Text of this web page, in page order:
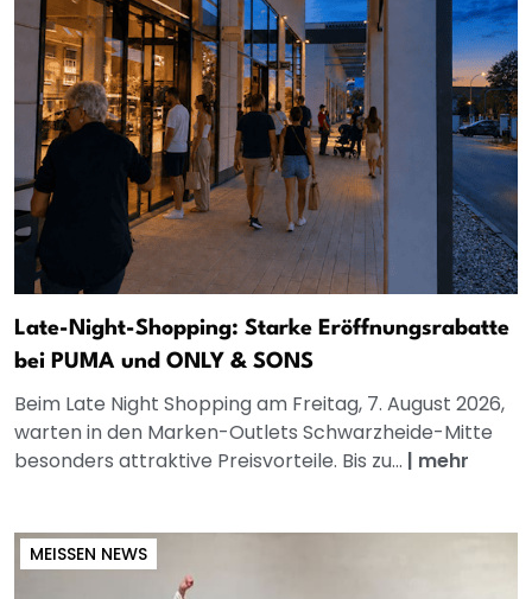
Late-Night-Shopping: Starke Eröffnungsrabatte
bei PUMA und ONLY & SONS
Beim Late Night Shopping am Freitag, 7. August 2026,
warten in den Marken-Outlets Schwarzheide-Mitte
besonders attraktive Preisvorteile. Bis zu... | mehr
MEISSEN NEWS